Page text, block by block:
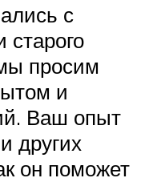
с
старого
просим
и
Ваш опыт
других
он поможет